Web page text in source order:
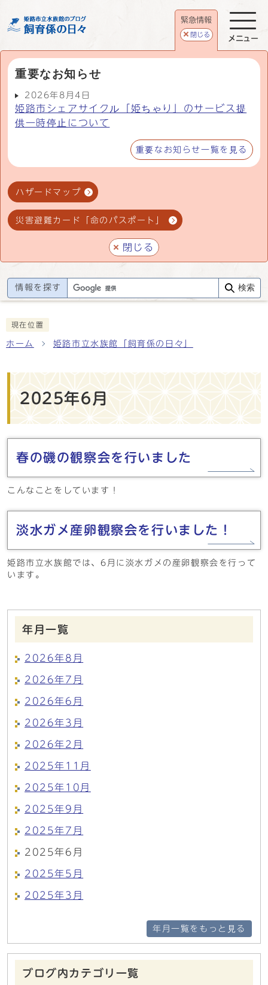
緊急情報
閉じる
重要なお知らせ
2026年8月4日
姫路市シェアサイクル「姫ちゃり」のサービス提
供一時停止について
重要なお知らせ一覧を見る
ハザードマップ
災害避難カード「命のパスポート」
閉じる
メニュー
情報を探す 検索
現在位置
ホーム 姫路市立水族館「飼育係の日々」
2025年6月
春の磯の観察会を行いました
こんなことをしています！
淡水ガメ産卵観察会を行いました！
姫路市立水族館では、6月に淡水ガメの産卵観察会を行って
います。
年月一覧
2026年8月
2026年7月
2026年6月
2026年3月
2026年2月
2025年11月
2025年10月
2025年9月
2025年7月
2025年6月
2025年5月
2025年3月
年月一覧をもっと見る
ブログ内カテゴリ一覧